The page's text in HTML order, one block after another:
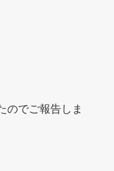
のでご報告しま